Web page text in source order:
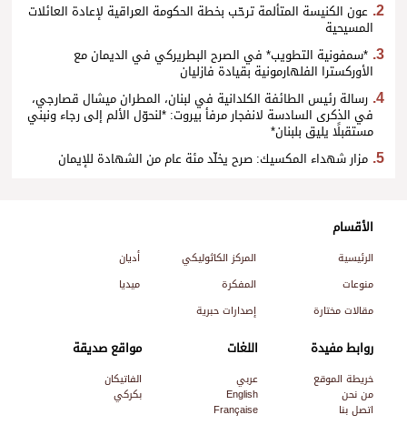
عون الكنيسة المتألمة ترحّب بخطة الحكومة العراقية لإعادة العائلات
المسيحية
*سمفونية التطويب* في الصرح البطريركي في الديمان مع
الأوركسترا الفلهارمونية بقيادة فازليان
رسالة رئيس الطائفة الكلدانية في لبنان، المطران ميشال قصارجي،
في الذكرى السادسة لانفجار مرفأ بيروت: *لنحوّل الألم إلى رجاء ونبني
مستقبلًا يليق بلبنان*
مزار شهداء المكسيك: صرح يخلّد مئة عام من الشهادة للإيمان
الأقسام
الرئيسية المركز الكاثوليكي
أديان
منوعات
المفكرة
ميديا
مقالات مختارة
إصدارات حبرية
روابط مفيدة
خريطة الموقع
من نحن
اتصل بنا
اللغات
عربي
English
Française
مواقع صديقة
الفاتيكان
بكركي